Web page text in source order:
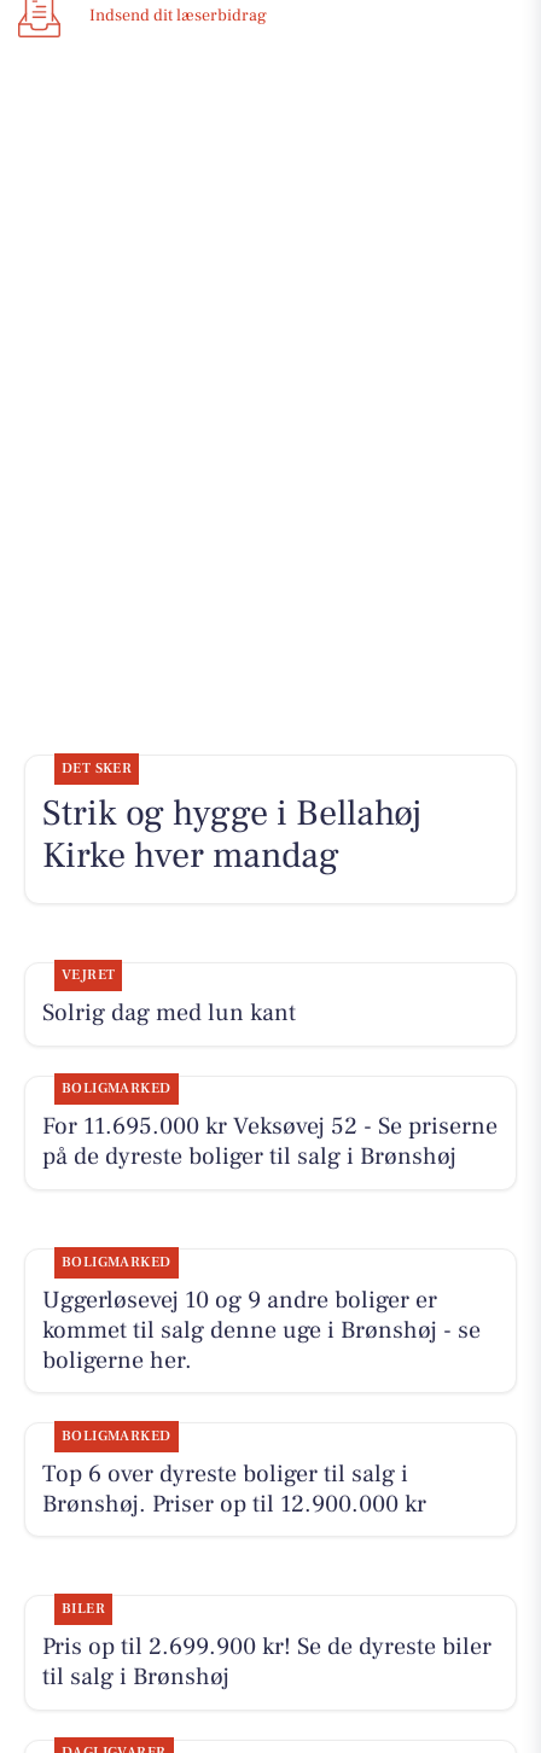
Indsend dit læserbidrag
DET SKER
Strik og hygge i Bellahøj
Kirke hver mandag
VEJRET
Solrig dag med lun kant
BOLIGMARKED
For 11.695.000 kr Veksøvej 52 - Se priserne
på de dyreste boliger til salg i Brønshøj
BOLIGMARKED
Uggerløsevej 10 og 9 andre boliger er
kommet til salg denne uge i Brønshøj - se
boligerne her.
BOLIGMARKED
Top 6 over dyreste boliger til salg i
Brønshøj. Priser op til 12.900.000 kr
BILER
Pris op til 2.699.900 kr! Se de dyreste biler
til salg i Brønshøj